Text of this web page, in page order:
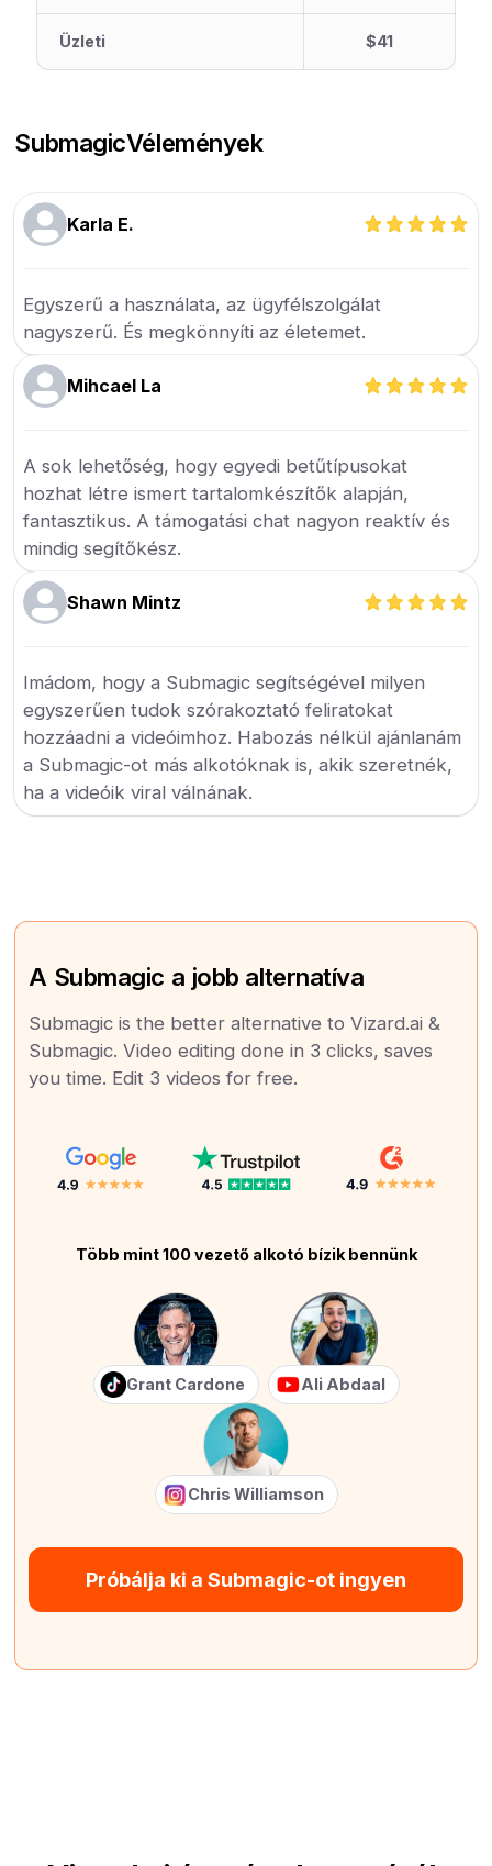
Üzleti $41
SubmagicVélemények
Karla E.
Egyszerű a használata, az ügyfélszolgálat
nagyszerű. És megkönnyíti az életemet.
Mihcael La
A sok lehetőség, hogy egyedi betűtípusokat
hozhat létre ismert tartalomkészítők alapján,
fantasztikus. A támogatási chat nagyon reaktív és
mindig segítőkész.
Shawn Mintz
Imádom, hogy a Submagic segítségével milyen
egyszerűen tudok szórakoztató feliratokat
hozzáadni a videóimhoz. Habozás nélkül ajánlanám
a Submagic-ot más alkotóknak is, akik szeretnék,
ha a videóik viral válnának.
A Submagic a jobb alternatíva
Submagic is the better alternative to Vizard.ai &
Submagic. Video editing done in 3 clicks, saves
you time. Edit 3 videos for free.
Több mint 100 vezető alkotó bízik bennünk
Grant Cardone Ali Abdaal
Chris Williamson
Próbálja ki a Submagic-ot ingyen